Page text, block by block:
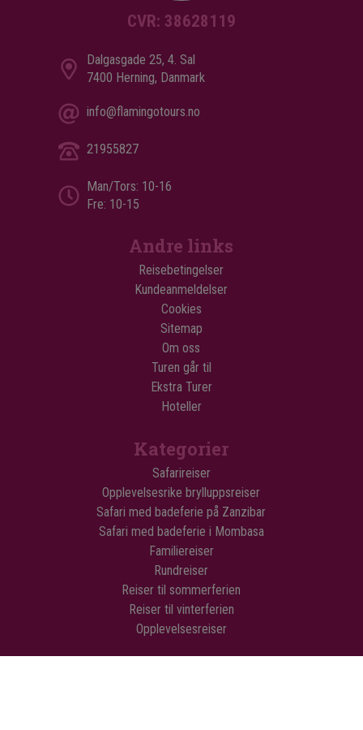
CVR: 38628119
Dalgasgade 25, 4. Sal
7400 Herning, Danmark
info@flamingotours.no
21955827
Man/Tors: 10-16
Fre: 10-15
Andre links
Reisebetingelser
Kundeanmeldelser
Cookies
Sitemap
Om oss
Turen går til
Ekstra Turer
Hoteller
Kategorier
Safarireiser
Opplevelsesrike brylluppsreiser
Safari med badeferie på Zanzibar
Safari med badeferie i Mombasa
Familiereiser
Rundreiser
Reiser til sommerferien
Reiser til vinterferien
Opplevelsesreiser